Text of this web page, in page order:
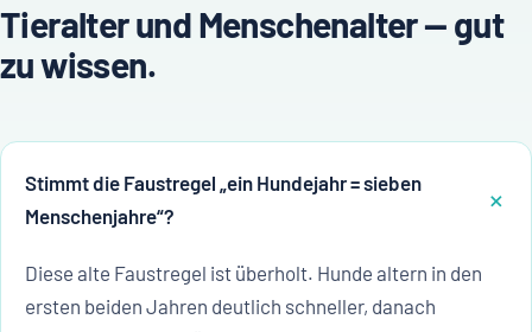
Tieralter und Menschenalter — gut
zu wissen.
Stimmt die Faustregel „ein Hundejahr = sieben
Menschenjahre“?
Diese alte Faustregel ist überholt. Hunde altern in den
ersten beiden Jahren deutlich schneller, danach